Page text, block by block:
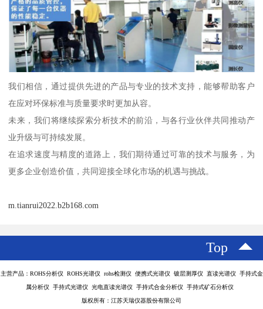
我们相信，通过提供先进的产品与专业的技术支持，能够帮助客户
在应对环保标准与质量要求时更加从容。
未来，我们将继续探索分析技术的前沿，与各行业伙伴共同推动产
业升级与可持续发展。
在追求速度与精度的道路上，我们期待通过可靠的技术与服务，为
更多企业创造价值，共同迎接全球化市场的机遇与挑战。
m.tianrui2022.b2b168.com
Top
主营产品：ROHS分析仪 ROHS光谱仪 rohs检测仪 便携式光谱仪 镀层测厚仪 直读光谱仪 手持式金
属分析仪 手持式光谱仪 光电直读光谱仪 手持式合金分析仪 手持式矿石分析仪
版权所有：江苏天瑞仪器股份有限公司